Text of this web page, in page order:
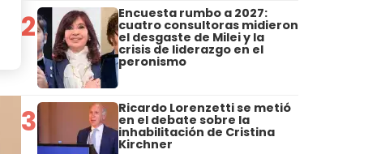
2 Encuesta rumbo a 2027:
cuatro consultoras midieron
el desgaste de Milei y la
crisis de liderazgo en el
peronismo
3 Ricardo Lorenzetti se metió
en el debate sobre la
inhabilitación de Cristina
Kirchner